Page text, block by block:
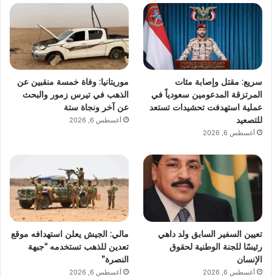
سريع: مقتل وإصابة مئات
المرتزقة المدعومين سعودياً في
عملية استهدفت تحشيدات تستعد
للتصعيد
أغسطس 6, 2026
موريتانيا: وفاة خمسة منقبين عن
الذهب في تيرس زمور والبحث
عن آخر ونجاة ستة
أغسطس 6, 2026
تعيين السفير السابق ولد داهي
رئيسًا للجنة الوطنية لحقوق
الإنسان
أغسطس 6, 2026
مالي: الجيش يعلن استهدافه موقع
تعدين للذهب تستخدمه “جبهة
النصرة”
أغسطس 6, 2026